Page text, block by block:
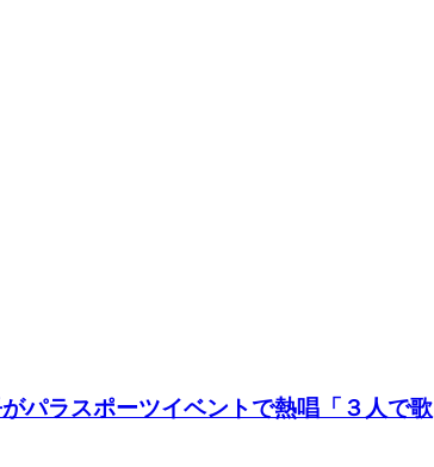
パラスポーツイベントで熱唱「３人で歌